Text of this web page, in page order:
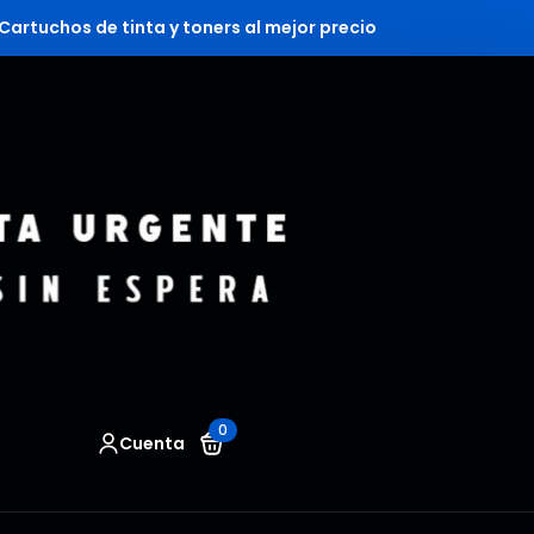
de tinta y toners al mejor precio
Cuenta
0